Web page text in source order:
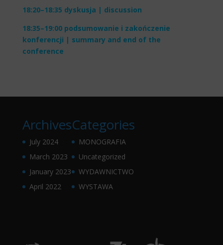
18:20–18:35 dyskusja | discussion
18:35–19:00 podsumowanie i zakończenie
konferencji | summary and end of the
conference
Archives
July 2024
March 2023
January 2023
April 2022
Categories
MONOGRAFIA
Uncategorized
WYDAWNICTWO
WYSTAWA